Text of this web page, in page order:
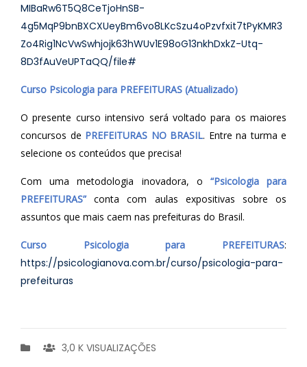
MIBaRw6T5Q8CeTjoHnSB-
4g5MqP9bnBXCXUeyBm6vo8LKcSzu4oPzvfxit7tPyKMR3
Zo4Rig1NcVwSwhjojk63hWUv1E98oG13nkhDxkZ-Utq-
8D3fAuVeUPTaQQ/file#
Curso Psicologia para PREFEITURAS (Atualizado)
O presente curso intensivo será voltado para os maiores
concursos de PREFEITURAS NO BRASIL. Entre na turma e
selecione os conteúdos que precisa!
Com uma metodologia inovadora, o “Psicologia para
PREFEITURAS” conta com aulas expositivas sobre os
assuntos que mais caem nas prefeituras do Brasil.
Curso Psicologia para PREFEITURAS:
https://psicologianova.com.br/curso/psicologia-para-
prefeituras
3,0 K VISUALIZAÇÕES